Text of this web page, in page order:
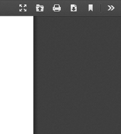
Presentation
Open Print Download
Current